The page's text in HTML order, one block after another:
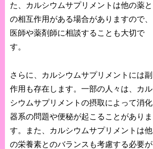
た、カルシウムサプリメントは他の薬と
の相互作用がある場合がありますので、
医師や薬剤師に相談することも大切で
す。
さらに、カルシウムサプリメントには副
作用も存在します。一部の人々は、カル
シウムサプリメントの摂取によって消化
器系の問題や便秘が起こることがありま
す。また、カルシウムサプリメントは他
の栄養素とのバランスも考慮する必要が